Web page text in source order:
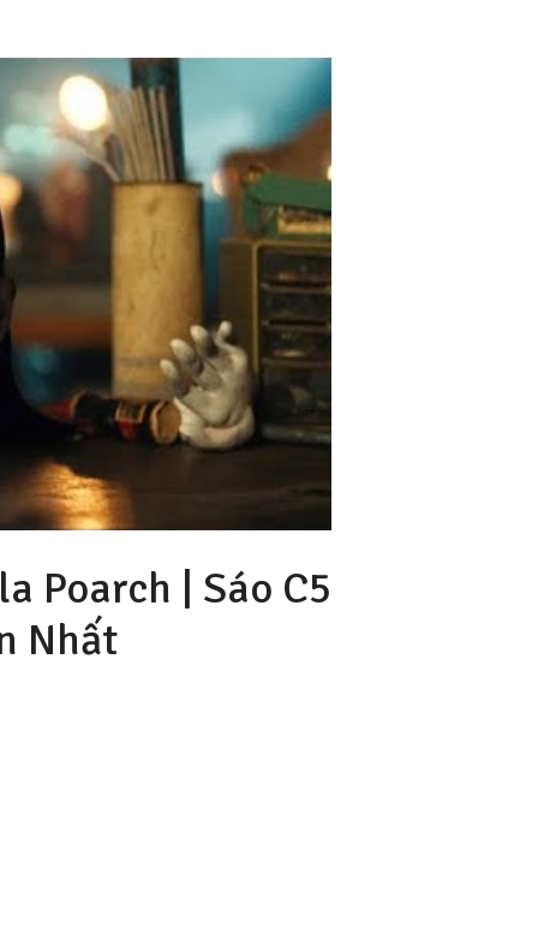
Poarch | Sáo C5
Nhất